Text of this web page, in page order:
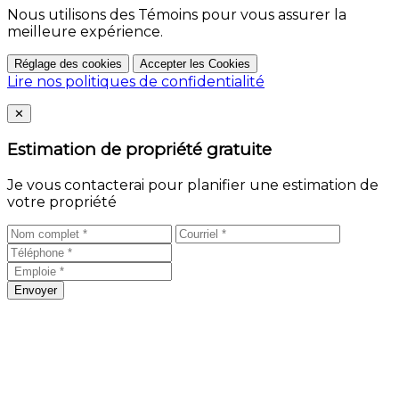
Nous utilisons des Témoins pour vous assurer la
meilleure expérience.
Réglage des cookies Accepter les Cookies
Lire nos politiques de confidentialité
Close
✕
Estimation de propriété gratuite
Je vous contacterai pour planifier une estimation de
votre propriété
Envoyer